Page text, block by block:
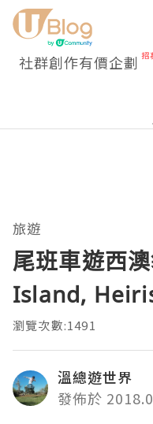
社群創作有價企劃
旅遊
尾班車遊西
Island,
瀏覽次數:1491
溫總遊世界
發佈於